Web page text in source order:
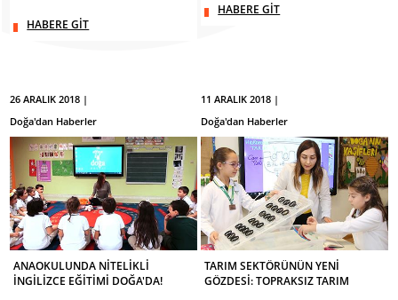
HABERE GİT
HABERE GİT
26 ARALIK 2018 |
Doğa'dan Haberler
ANAOKULUNDA NİTELİKLİ
İNGİLİZCE EĞİTİMİ DOĞA'DA!
11 ARALIK 2018 |
Doğa'dan Haberler
TARIM SEKTÖRÜNÜN YENİ
GÖZDESİ: TOPRAKSIZ TARIM